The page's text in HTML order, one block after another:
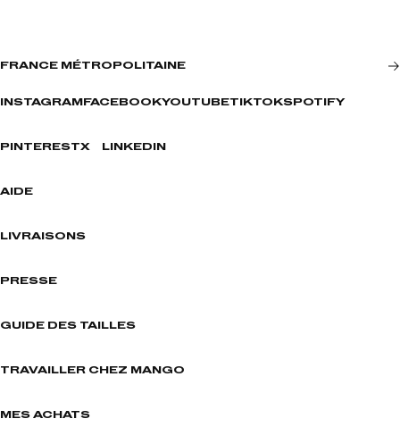
FRANCE MÉTROPOLITAINE
INSTAGRAM FACEBOOKYOUTUBETIKTOKSPOTIFY
PINTERESTX LINKEDIN
AIDE
LIVRAISONS
PRESSE
GUIDE DES TAILLES
TRAVAILLER CHEZ MANGO
MES ACHATS